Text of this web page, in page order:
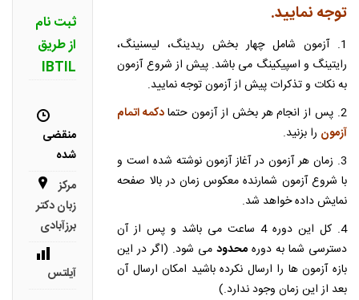
توجه نمایید.
1. آزمون شامل چهار بخش ریدینگ، لیسنینگ،
رایتینگ و اسپیکینگ می باشد. پیش از شروع آزمون
به نکات و تذکرات پیش از آزمون توجه نمایید.
2. پس از انجام هر بخش از آزمون حتما
دکمه اتمام
آزمون را بزنید.
3. زمان هر آزمون در آغاز آزمون نوشته شده است و
با شروع آزمون شمارنده معکوس زمان در بالا صفحه
نمایش داده خواهد شد.
4. کل این دوره 4 ساعت می باشد و پس از آن
دسترسی شما به دوره محدودمی شود. (اگر در این
بازه آزمون ها را ارسال نکرده باشید امکان ارسال آن
بعد از این زمان وجود ندارد.)
ثبت نام
از طریق
IBTIL
منقضی
شده
مرکز
زبان دکتر
برزآبادی
آیلتس